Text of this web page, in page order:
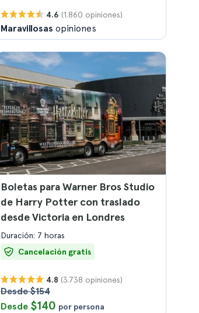
4.6 (1.860 opiniones)
Maravillosas opiniones
Boletas para Warner Bros Studio
de Harry Potter con traslado
desde Victoria en Londres
Duración: 7 horas
Cancelación gratis
4.8 (3.738 opiniones)
Desde $154
Desde $140 por persona